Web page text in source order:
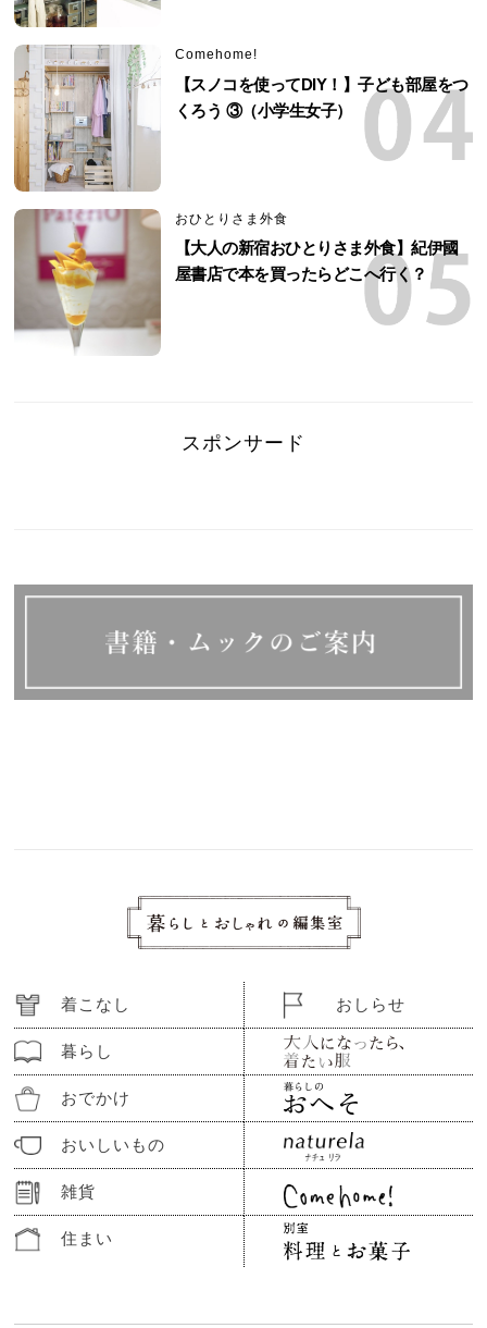
Comehome!
【スノコを使ってDIY！】子ども部屋をつ
くろう ③（小学生女子）
おひとりさま外食
【大人の新宿おひとりさま外食】紀伊國
屋書店で本を買ったらどこへ行く？
スポンサード
着こなし
暮らし
おでかけ
おいしいもの
雑貨
住まい
おしらせ